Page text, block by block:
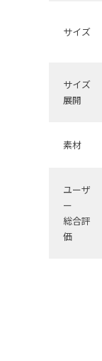
サイズ
サイズ
展開
素材
ユーザ
ー
総合評
価